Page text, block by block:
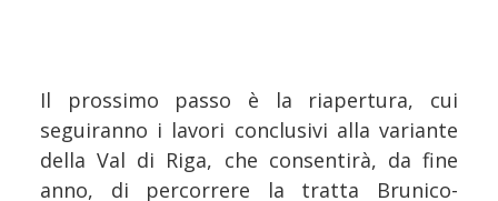
Il prossimo passo è la riapertura, cui
seguiranno i lavori conclusivi alla variante
della Val di Riga, che consentirà, da fine
anno, di percorrere la tratta Brunico-